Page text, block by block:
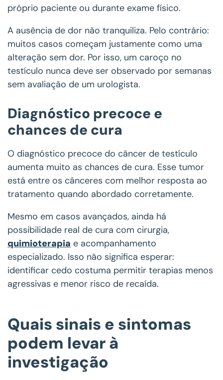
próprio paciente ou durante exame físico.
A ausência de dor não tranquiliza. Pelo contrário:
muitos casos começam justamente como uma
alteração sem dor. Por isso, um caroço no
testículo nunca deve ser observado por semanas
sem avaliação de um urologista.
Diagnóstico precoce e
chances de cura
O diagnóstico precoce do câncer de testículo
aumenta muito as chances de cura. Esse tumor
está entre os cânceres com melhor resposta ao
tratamento quando abordado corretamente.
Mesmo em casos avançados, ainda há
possibilidade real de cura com cirurgia,
quimioterapia e acompanhamento
especializado. Isso não significa esperar:
identificar cedo costuma permitir terapias menos
agressivas e menor risco de recaída.
Quais sinais e sintomas
podem levar à
investigação